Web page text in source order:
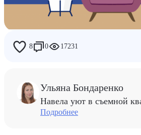
Люди Райфа
8 0 17231
Ульяна Бондаренко
Навела уют в съемной
Подробнее